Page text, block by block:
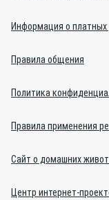
Информация о платных
Правила общения
Политика
Правила применения
Сайт о домашних
Центр интернет-